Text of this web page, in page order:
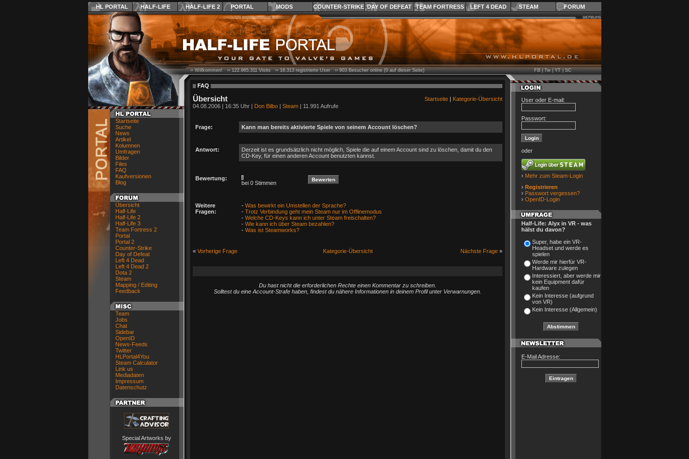
HL PORTAL HALF-LIFE HALF-LIFE 2 PORTAL MODS COUNTER-STRIKE DAY OF DEFEAT TEAM FORTRESS LEFT 4 DEAD STEAM FORUM
Startseite
Suche
News
Artikel
Kolumnen
Umfragen
Bilder
Files
FAQ
Kaufversionen
Blog
Übersicht
Half-Life
Half-Life 2
Half-Life 3
Team Fortress 2
Portal
Portal 2
Counter-Strike
Day of Defeat
Left 4 Dead
Left 4 Dead 2
Dota 2
Steam
Mapping / Editing
Feedback
Team
Jobs
Chat
Sidebar
OpenID
News-Feeds
Twitter
HLPortal4You
Steam Calculator
Link us
Mediadaten
Impressum
Datenschutz
Special Artworks by
›› Willkommen! ››122.965.311Visits ››18.313registrierte User ››903Besucher online (0 auf dieser Seite)
FAQ
Übersicht Startseite| Kategorie-Übersicht
04.08.2006 | 16:35 Uhr | Don Bilbo| Steam| 11.991 Aufrufe
Frage: Kann man bereits aktivierte Spiele von seinem Account löschen?
Antwort:
Derzeit ist es grundsätzlich nicht möglich, Spiele die auf einem Account sind zu löschen, damit du den
CD-Key, für einen anderen Account benutzten kannst.
Bewertung:
bei 0 Stimmen
Weitere
Fragen:
- Was bewirkt ein Umstellen der Sprache?
- Trotz Verbindung geht mein Steam nur im Offlinemodus
- Welche CD-Keys kann ich unter Steam freischalten?
- Wie kann ich über Steam bezahlen?
- Was ist Steamworks?
« Vorherige Frage Kategorie-Übersicht Nächste Frage»
Du hast nicht die erforderlichen Rechte einen Kommentar zu schreiben.
Solltest du eine Account-Strafe haben, findest du nähere Informationen in deinem Profil unter Verwarnungen.
FB|Tw|YT|SC
User oder E-mail:
Passwort:
oder
› Mehr zum Steam-Login
› Registrieren
› Passwort vergessen?
› OpenID-Login
Half-Life: Alyx in VR - was
hälst du davon?
Super, habe ein VR-
Headset und werde es
spielen
Werde mir hierfür VR-
Hardware zulegen
Interessiert, aber werde mir
kein Equipment dafür
kaufen
Kein Interesse (aufgrund
von VR)
Kein Interesse (Allgemein)
E-Mail Adresse: